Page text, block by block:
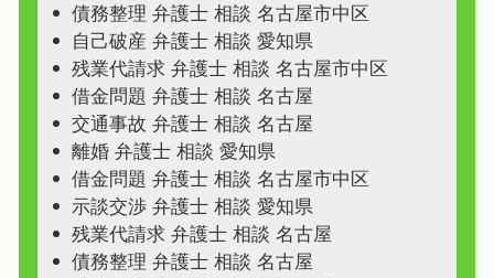
債務整理 弁護士 相談 名古屋市中区
自己破産 弁護士 相談 愛知県
残業代請求 弁護士 相談 名古屋市中区
借金問題 弁護士 相談 名古屋
交通事故 弁護士 相談 名古屋
離婚 弁護士 相談 愛知県
借金問題 弁護士 相談 名古屋市中区
示談交渉 弁護士 相談 愛知県
残業代請求 弁護士 相談 名古屋
債務整理 弁護士 相談 名古屋